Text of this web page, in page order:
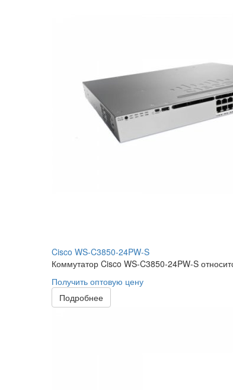
Cisco WS-C3850-24PW-S
Коммутатор Cisco WS-C3850-24PW-S
Получить оптовую цену
Подробнее